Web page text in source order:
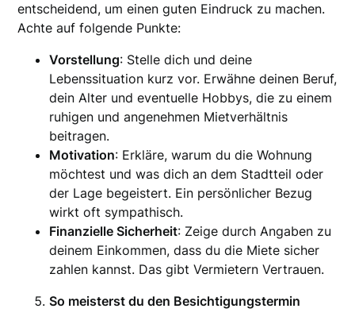
entscheidend, um einen guten Eindruck zu machen.
Achte auf folgende Punkte:
Vorstellung: Stelle dich und deine
Lebenssituation kurz vor. Erwähne deinen Beruf,
dein Alter und eventuelle Hobbys, die zu einem
ruhigen und angenehmen Mietverhältnis
beitragen.
Motivation: Erkläre, warum du die Wohnung
möchtest und was dich an dem Stadtteil oder
der Lage begeistert. Ein persönlicher Bezug
wirkt oft sympathisch.
Finanzielle Sicherheit: Zeige durch Angaben zu
deinem Einkommen, dass du die Miete sicher
zahlen kannst. Das gibt Vermietern Vertrauen.
So meisterst du den Besichtigungstermin